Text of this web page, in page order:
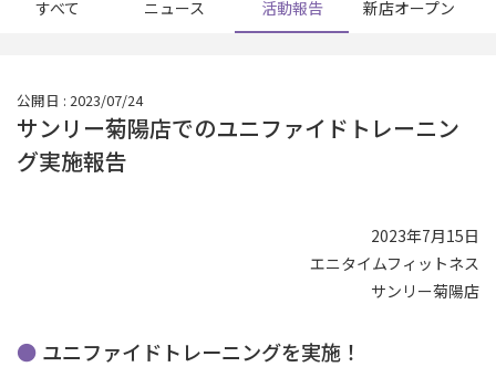
すべて ニュース 活動報告 新店オープン
公開日 : 2023/07/24
サンリー菊陽店でのユニファイドトレーニン
グ実施報告
2023年7月15日
エニタイムフィットネス
サンリー菊陽店
ユニファイドトレーニングを実施！